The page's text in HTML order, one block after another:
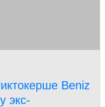
Beniz
экс-